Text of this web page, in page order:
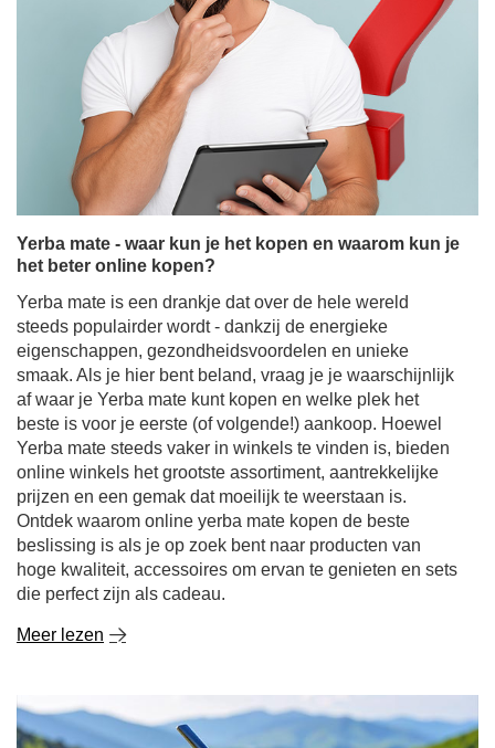
Yerba mate - waar kun je het kopen en waarom kun je
het beter online kopen?
steeds populairder wordt - dankzij de energieke
eigenschappen, gezondheidsvoordelen en unieke
smaak. Als je hier bent beland, vraag je je waarschijnlijk
af waar je Yerba mate kunt kopen en welke plek het
beste is voor je eerste (of volgende!) aankoop. Hoewel
Yerba mate steeds vaker in winkels te vinden is, bieden
online winkels het grootste assortiment, aantrekkelijke
prijzen en een gemak dat moeilijk te weerstaan is.
Ontdek waarom online yerba mate kopen de beste
beslissing is als je op zoek bent naar producten van
hoge kwaliteit, accessoires om ervan te genieten en sets
die perfect zijn als cadeau.
Meer lezen